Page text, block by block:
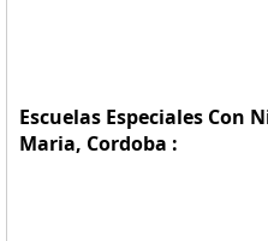
Escuelas Especiales Con
Maria, Cordoba :